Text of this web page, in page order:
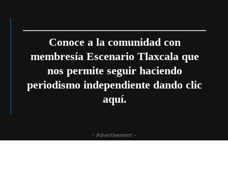
Conoce a la comunidad con
membresía Escenario Tlaxcala que
nos permite seguir haciendo
periodismo independiente dando clic
aquí.
- Advertisement -